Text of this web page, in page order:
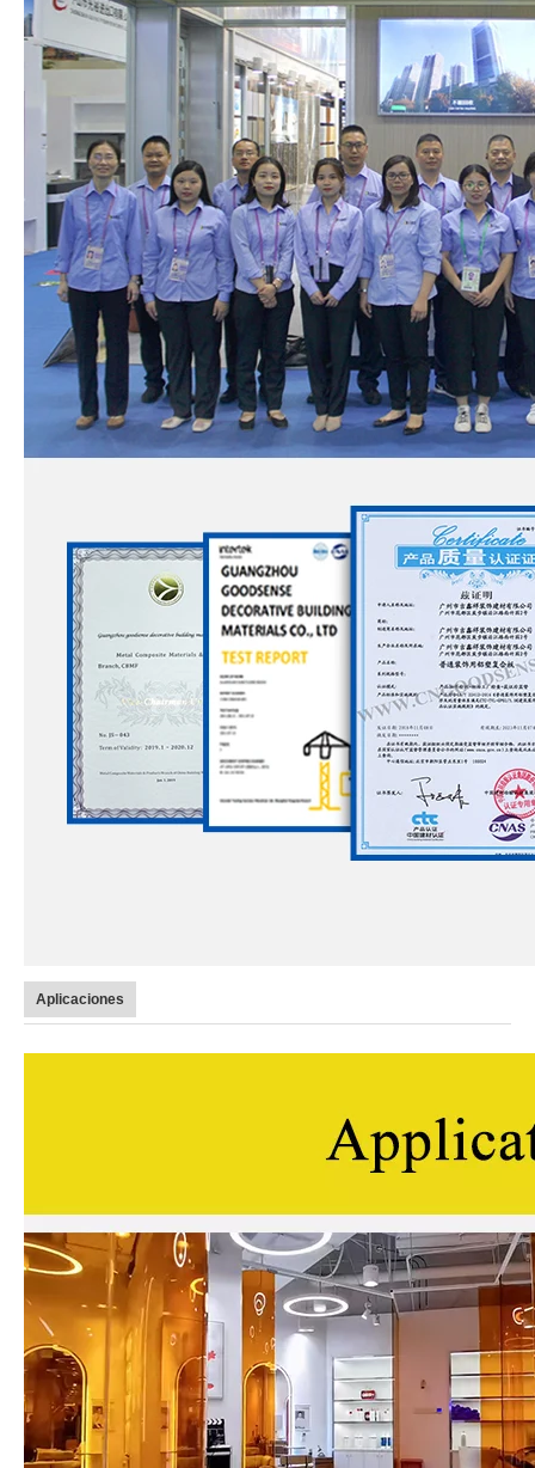
Aplicaciones